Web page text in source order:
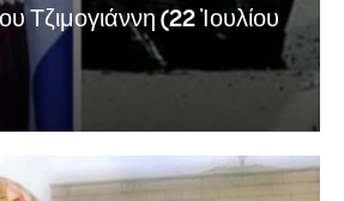
Τζιμογιάννη (22 Ἰουλίου